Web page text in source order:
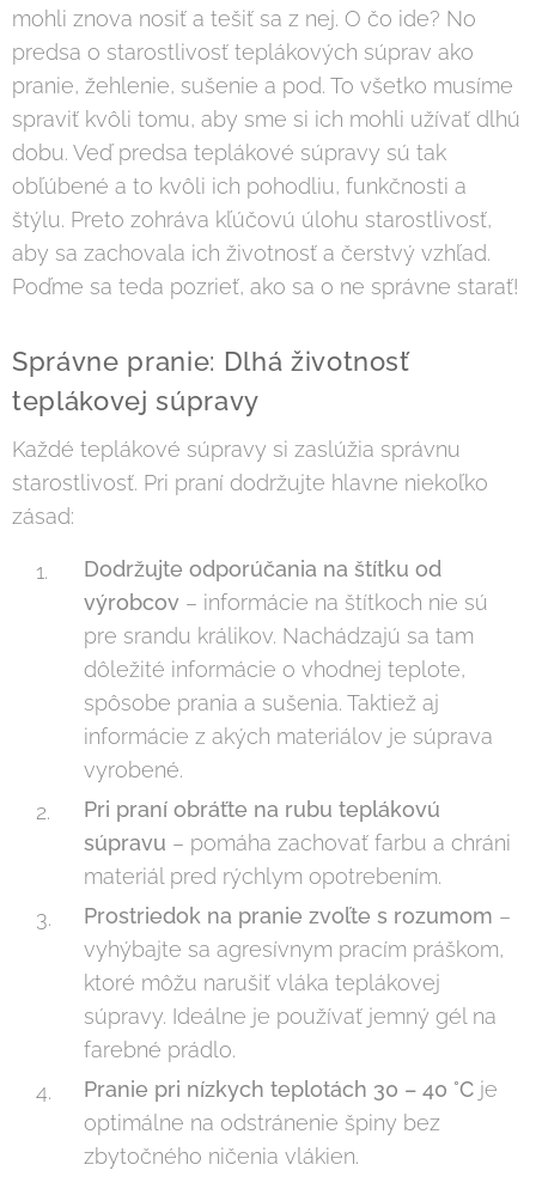
mohli znova nosiť a tešiť sa z nej. O čo ide? No
predsa o starostlivosť teplákových súprav ako
pranie, žehlenie, sušenie a pod. To všetko musíme
spraviť kvôli tomu, aby sme si ich mohli užívať dlhú
dobu. Veď predsa teplákové súpravy sú tak
obľúbené a to kvôli ich pohodliu, funkčnosti a
štýlu. Preto zohráva kľúčovú úlohu starostlivosť,
aby sa zachovala ich životnosť a čerstvý vzhľad.
Poďme sa teda pozrieť, ako sa o ne správne starať!
Správne pranie: Dlhá životnosť
teplákovej súpravy
Každé teplákové súpravy si zaslúžia správnu
starostlivosť. Pri praní dodržujte hlavne niekoľko
zásad:
Dodržujte odporúčania na štítku od
výrobcov – informácie na štítkoch nie sú
pre srandu králikov. Nachádzajú sa tam
dôležité informácie o vhodnej teplote,
spôsobe prania a sušenia. Taktiež aj
informácie z akých materiálov je súprava
vyrobené.
Pri praní obráťte na rubu teplákovú
súpravu – pomáha zachovať farbu a chráni
materiál pred rýchlym opotrebením.
Prostriedok na pranie zvoľte s rozumom –
vyhýbajte sa agresívnym pracím práškom,
ktoré môžu narušiť vláka teplákovej
súpravy. Ideálne je používať jemný gél na
farebné prádlo.
Pranie pri nízkych teplotách 30 – 40 °C je
optimálne na odstránenie špiny bez
zbytočného ničenia vlákien.